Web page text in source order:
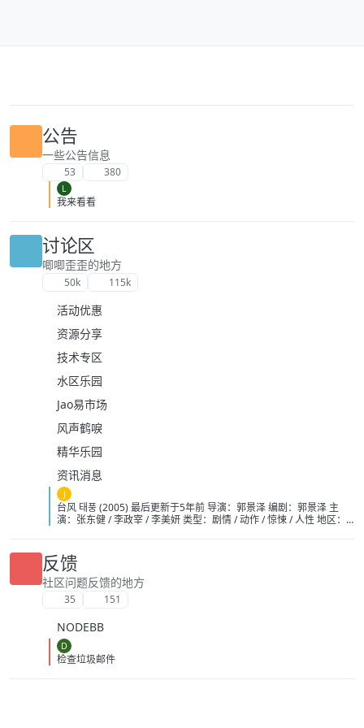
公告
一些公告信息
53 380
L
我来看看
讨论区
唧唧歪歪的地方
50k 115k
活动优惠
资源分享
技术专区
水区乐园
Jao易市场
风声鹤唳
精华乐园
资讯消息
J
台风 태풍 (2005) 最后更新于5年前 导演：郭景泽 编剧：郭景泽 主
演：张东健 / 李政宰 / 李美妍 类型：剧情 / 动作 / 惊悚 / 人性 地区：
1459人评分 IMDb 烂番茄 25% 4.5/10 32人评分 影评人 47%
3.2/5 176人评分 观众 电影简介 × 在台湾基隆港东北220公里处的海
面上，一艘装载着核卫星导航装置的舰艇离奇失踪，经过调查确定他
被一个名叫信（张东健饰）为首的海盗团伙夺取。在1983 年，年幼
的信跟随全家人从北朝鲜逃往韩国寻求政治庇护，却被韩国政府拒之
害。姐弟二人自此失去了联系，后来信成为海盗，对韩国的仇恨与日
俱增，最终引发了现在的挟制核舰艇事件。 多年来信一直在寻找姐姐
的下落，韩国防部查明底细后，派出海军高级军官姜世宗（李政宰
饰）展开追捕行动。通过线报姜世宗探得明珠现在俄罗斯境内，在接
反馈
社区问题反馈的地方
35 151
NODEBB
D
检查垃圾邮件